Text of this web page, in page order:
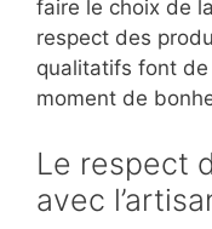
faire le choix de
respect des
qualitatifs font
moment de
Le respect
avec